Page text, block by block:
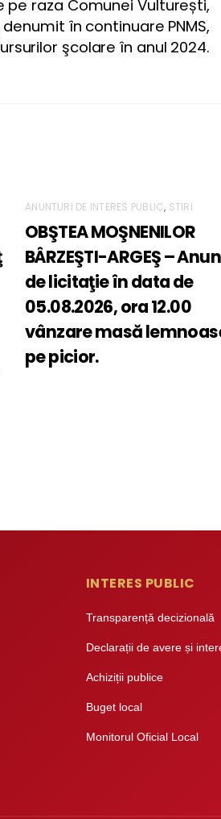
raza Comunei Vulturești,
în continuare PNMS,
şcolare în anul 2024.
ANUNTURI DE INTERES PUBLIC, STIRI
OBŞTEA MOŞNENILOR
BÂRZEŞTI-ARGEŞ –
de licitaţie în data de
05.08.2026, ora 12.00
vânzare masă
pe picior.
INTERES PUBLIC
Transparență decizională
Declarații de avere și
Achiziții publice
Buget local
Monitorul Oficial Local